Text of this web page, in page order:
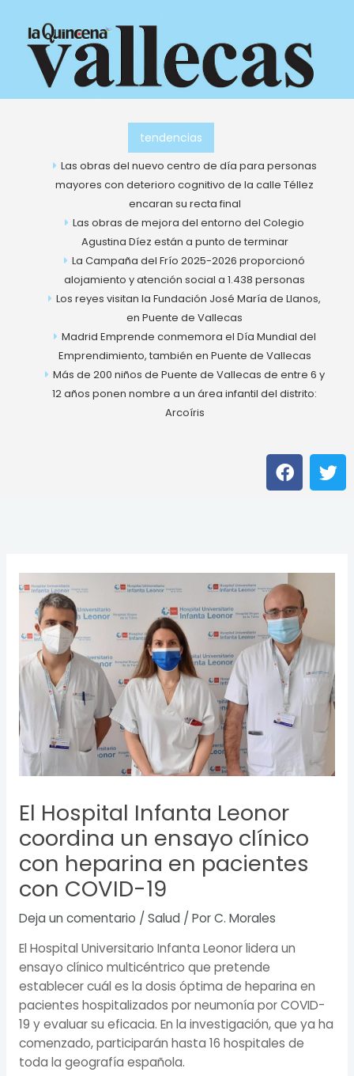
contenido
tendencias
Las obras del nuevo centro de día para personas
mayores con deterioro cognitivo de la calle Téllez
encaran su recta final
Las obras de mejora del entorno del Colegio
Agustina Díez están a punto de terminar
La Campaña del Frío 2025-2026 proporcionó
alojamiento y atención social a 1.438 personas
Los reyes visitan la Fundación José María de Llanos,
en Puente de Vallecas
Madrid Emprende conmemora el Día Mundial del
Emprendimiento, también en Puente de Vallecas
Más de 200 niños de Puente de Vallecas de entre 6 y
12 años ponen nombre a un área infantil del distrito:
Arcoíris
F
a
c
o
k
T
w
i
r
El Hospital Infanta Leonor
coordina un ensayo clínico
con heparina en pacientes
con COVID-19
Deja un comentario / Salud / PorC. Morales
El Hospital Universitario Infanta Leonor lidera un
ensayo clínico multicéntrico que pretende
establecer cuál es la dosis óptima de heparina en
pacientes hospitalizados por neumonía por COVID-
19 y evaluar su eficacia. En la investigación, que ya ha
comenzado, participarán hasta 16 hospitales de
toda la geografía española.